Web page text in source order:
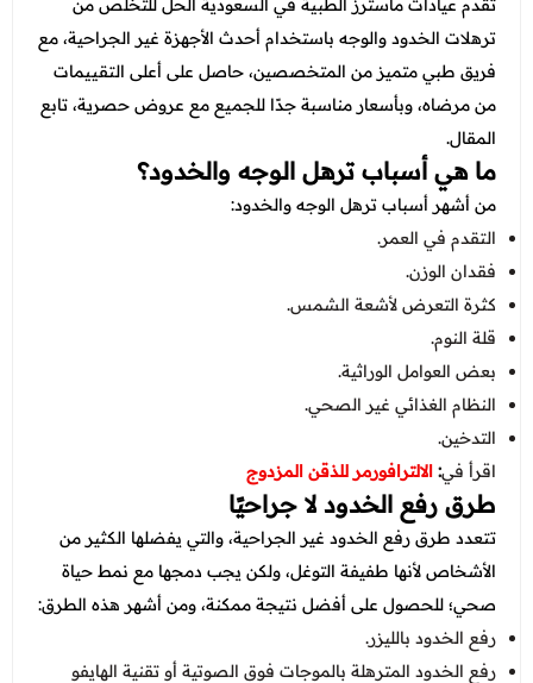
عروض العناية بالشعر
عروض الرجال
عروض جراحات التجميل
عروض قسم الطوارئ
عروض المختبر
عروض الاشعة
عروض الباطنة
عروض العظام
عروض الانف والاذن والحنجرة
عروض العلاج الطبيعي
تقدم عيادات ماسترز الطبية في السعودية الحل للتخلص من
ترهلات الخدود والوجه باستخدام أحدث الأجهزة غير الجراحية، مع
فريق طبي متميز من المتخصصين، حاصل على أعلى التقييمات
من مرضاه، وبأسعار مناسبة جدًا للجميع مع عروض حصرية، تابع
المقال.
ما هي أسباب ترهل الوجه والخدود؟
من أشهر أسباب ترهل الوجه والخدود:
التقدم في العمر.
فقدان الوزن.
كثرة التعرض لأشعة الشمس.
قلة النوم.
بعض العوامل الوراثية.
النظام الغذائي غير الصحي.
التدخين.
اقرأ في :الالترافورمر للذقن المزدوج
طرق رفع الخدود لا جراحيًا
تتعدد طرق رفع الخدود غير الجراحية، والتي يفضلها الكثير من
الأشخاص لأنها طفيفة التوغل، ولكن يجب دمجها مع نمط حياة
صحي؛ للحصول على أفضل نتيجة ممكنة، ومن أشهر هذه الطرق:
رفع الخدود بالليزر.
رفع الخدود المترهلة بالموجات فوق الصوتية أو تقنية الهايفو